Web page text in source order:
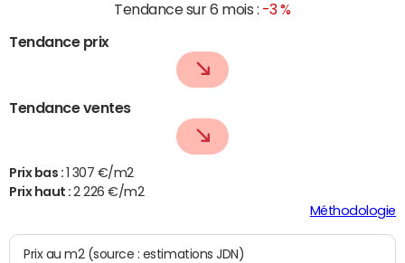
Tendance sur 6 mois : -3 %
Tendance prix
Tendance ventes
Prix bas :
1 307 €/m2
Prix haut :2 226 €/m2
Méthodologie
Prix au m2 (source : estimations JDN)